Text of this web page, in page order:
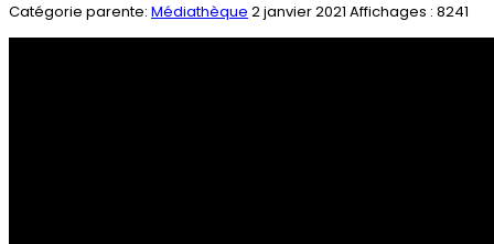
Catégorie parente: Médiathèque 2 janvier 2021 Affichages : 8241